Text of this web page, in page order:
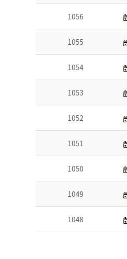
1056
1055
1054
1053
1052
1051
1050
1049
1048